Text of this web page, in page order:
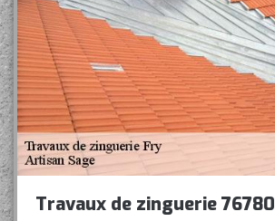
Travaux de zinguerie 76780